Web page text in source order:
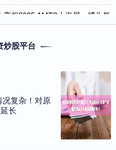
相2025 AMTS上海展：博为氦
净利降75% A股募25亿IPO中泰
日前披露了2025年三季度
炒股平台
复杂！对原
长